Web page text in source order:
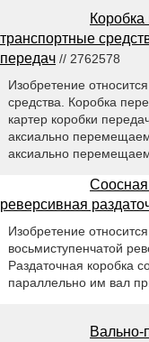
транспортные
передач // 2762578
Изобретение
средства. Коробка
картер коробки
аксиально
аксиально
Соосная
реверсивная
Изобретение
восьмиступенчатой
Раздаточная коробка
параллельно им вал
Вально-